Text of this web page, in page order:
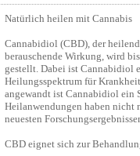
Natürlich heilen mit Cannabis
Cannabidiol (CBD), der
berauschende Wirkung, wird
gestellt. Dabei ist Cannabidiol
Heilungsspektrum für
angewandt ist Cannabidiol ein
Heilanwendungen haben nicht
neuesten
CBD eignet sich zur